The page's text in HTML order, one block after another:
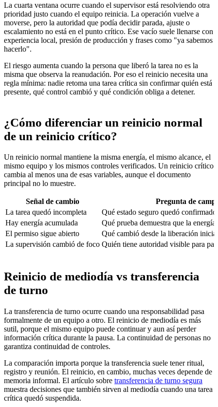
La cuarta ventana ocurre cuando el supervisor está resolviendo otra
prioridad justo cuando el equipo reinicia. La operación vuelve a
moverse, pero la autoridad que podía decidir parada, ajuste o
escalamiento no está en el punto crítico. Ese vacío suele llenarse con
experiencia local, presión de producción y frases como "ya sabemos
hacerlo".
El riesgo aumenta cuando la persona que liberó la tarea no es la
misma que observa la reanudación. Por eso el reinicio necesita una
regla mínima: nadie retoma una tarea crítica sin confirmar quién está
presente, qué control cambió y qué condición obliga a detener.
¿Cómo diferenciar un reinicio normal
de un reinicio crítico?
Un reinicio normal mantiene la misma energía, el mismo alcance, el
mismo equipo y los mismos controles verificados. Un reinicio crítico
cambia al menos una de esas variables, aunque el documento
principal no lo muestre.
Señal de cambio
Pregunta de
La tarea quedó incompleta
Qué estado seguro quedó confirmado
Hay energía acumulada
Qué prueba demuestra que la
El permiso sigue abierto
Qué cambió desde la liberación inicial
La supervisión cambió de foco Quién tiene autoridad visible para
Reinicio de mediodía vs transferencia
de turno
La transferencia de turno ocurre cuando una responsabilidad pasa
formalmente de un equipo a otro. El reinicio de mediodía es más
sutil, porque el mismo equipo puede continuar y aun así perder
información crítica durante la pausa. La continuidad de personas no
garantiza continuidad de controles.
La comparación importa porque la transferencia suele tener ritual,
registro y reunión. El reinicio, en cambio, muchas veces depende de
memoria informal. El artículo sobre transferencia de turno segura
muestra decisiones que también sirven al mediodía cuando una tarea
crítica quedó suspendida.